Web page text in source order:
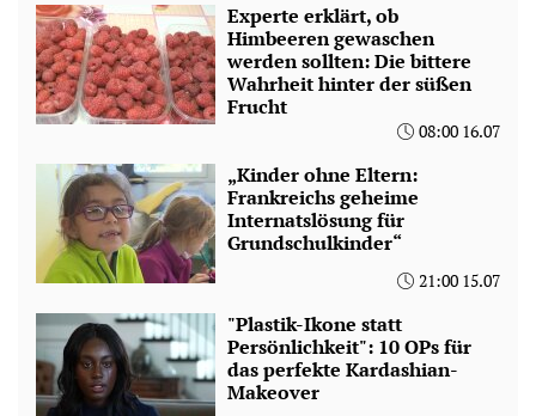
Experte erklärt, ob
Himbeeren gewaschen
werden sollten: Die bittere
Wahrheit hinter der süßen
Frucht
08:00 16.07
„Kinder ohne Eltern:
Frankreichs geheime
Internatslösung für
Grundschulkinder“
21:00 15.07
"Plastik-Ikone statt
Persönlichkeit": 10 OPs für
das perfekte Kardashian-
Makeover